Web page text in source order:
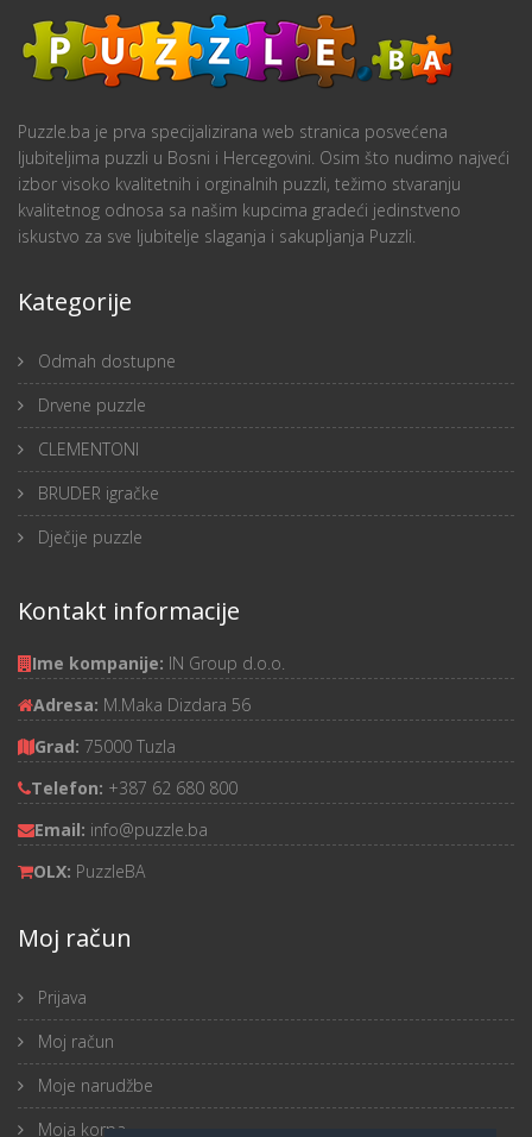
Puzzle.ba je prva specijalizirana web stranica posvećena
ljubiteljima puzzli u Bosni i Hercegovini. Osim što nudimo najveći
izbor visoko kvalitetnih i orginalnih puzzli, težimo stvaranju
kvalitetnog odnosa sa našim kupcima gradeći jedinstveno
iskustvo za sve ljubitelje slaganja i sakupljanja Puzzli.
Kategorije
Odmah dostupne
Drvene puzzle
CLEMENTONI
BRUDER igračke
Dječije puzzle
Kontakt informacije
Ime kompanije: IN Group d.o.o.
Adresa: M.Maka Dizdara 56
Grad: 75000 Tuzla
Telefon: +387 62 680 800
Email: info@puzzle.ba
OLX: PuzzleBA
Moj račun
Prijava
Moj račun
Moje narudžbe
Moja korpa